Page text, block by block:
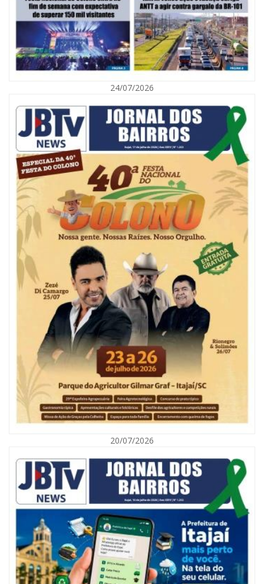
06/08/2026 | 10:02
Audiência pública debate Programa Municipal de Habitação de Interesse
Social em Itajaí
06/08/2026 | 10:04
Ação oferece testes rápidos para HIV, sífilis e hepatites nesta quinta (6) e
sexta-feira (7)
GERAL
24/07/2026
20/07/2026